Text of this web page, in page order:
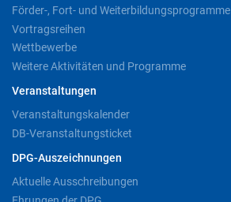
Förder-, Fort- und Weiterbildungsprogramme
Vortragsreihen
Wettbewerbe
Weitere Aktivitäten und Programme
Veranstaltungen
Veranstaltungskalender
DB-Veranstaltungsticket
DPG-Auszeichnungen
Aktuelle Ausschreibungen